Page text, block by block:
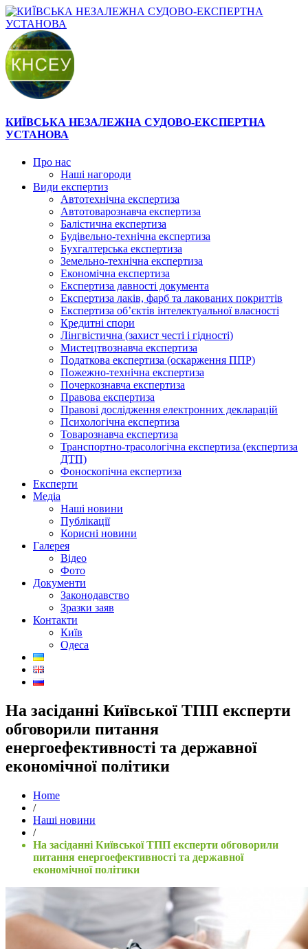
КИЇВСЬКА НЕЗАЛЕЖНА СУДОВО-ЕКСПЕРТНА
УСТАНОВА
Про нас
Наші нагороди
Види експертиз
Автотехнічна експертиза
Автотоварознавча експертиза
Балістична експертиза
Будівельно-технічна експертиза
Бухгалтерська експертиза
Земельно-технічна експертиза
Економічна експертиза
Експертиза давності документа
Експертиза лаків, фарб та лакованих покриттів
Експертиза об’єктів інтелектуальної власності
Кредитні спори
Лінгвістична (захист честі і гідності)
Мистецтвознавча експертиза
Податкова експертиза (оскарження ППР)
Пожежно-технічна експертиза
Почеркознавча експертиза
Правова експертиза
Правові дослідження електронних декларацій
Психологічна експертиза
Товарознавча експертиза
Транспортно-трасологічна експертиза (експертиза
ДТП)
Фоноскопічна експертиза
Експерти
Медіа
Наші новини
Публікації
Корисні новини
Галерея
Відео
Фото
Документи
Законодавство
Зразки заяв
Контакти
Київ
Одеса
На засіданні Київської ТПП експерти
обговорили питання
енергоефективності та державної
економічної політики
Home
/
Наші новини
/
На засіданні Київської ТПП експерти обговорили
питання енергоефективності та державної
економічної політики